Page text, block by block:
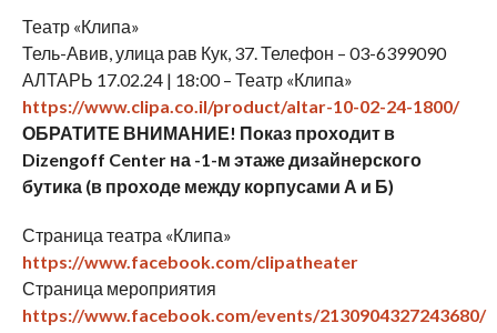
Театр «Клипа»
Тель-Авив, улица рав Кук, 37. Телефон – 03-6399090
АЛТАРЬ 17.02.24 | 18:00 – Театр «Клипа»
https://www.clipa.co.il/product/altar-10-02-24-1800/
ОБРАТИТЕ ВНИМАНИЕ! Показ проходит в
Dizengoff Center на -1-м этаже дизайнерского
бутика (в проходе между корпусами А и Б)
Страница театра «Клипа»
https://www.facebook.com/clipatheater
Страница мероприятия
https://www.facebook.com/events/2130904327243680/